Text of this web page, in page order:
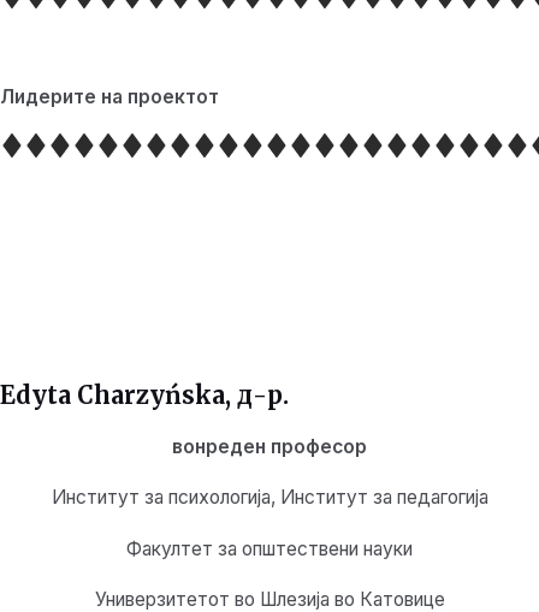
Лидерите на проектот
Edyta Charzyńska, д-р.
вонреден професор
Институт за психологија, Институт за педагогија
Факултет за општествени науки
Универзитетот во Шлезија во Катовице